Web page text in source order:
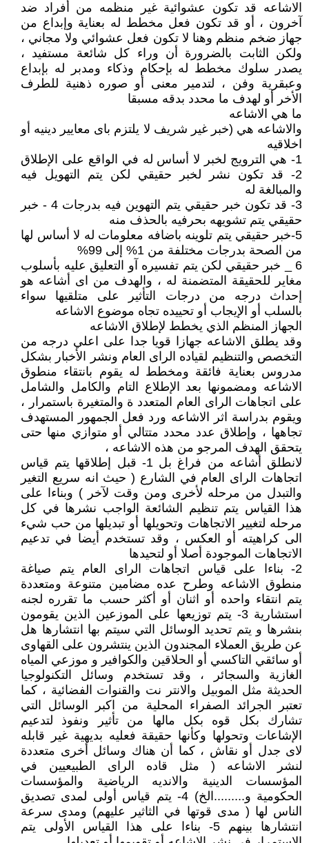
الاشاعه قد تكون عشوائية غير منظمه من أفراد ضد
آخرون ، أو قد تكون فعل مخطط له بعناية وإبداع من
جهاز ضخم منظم وهنا لا تكون فعل عشوائي ولا مجاني ،
ولكن الثابت بالضرورة أن وراء كل شائعة مستفيد ،
يصدر سلوك مخطط له بإحكام وذكاء ومدبر له بإبداع
وعبقرية وفن ، لتدمير معنى أو صوره ذهنية للطرف
الأخر أو لهدف ما محدد بدقه مسبقا
ما هي الاشاعه
والاشاعه هي (خبر غير شريف لا يلتزم باى معايير دينيه أو
اخلاقيه
1- هي الترويج لخبر لا أساس له في الواقع على الإطلاق
2- قد تكون نشر لخبر حقيقي لكن يتم التهويل فيه
والمبالغة له
3- قد تكون خبر حقيقي يتم التهوين فيه بدرجات 4 - خبر
حقيقي يتم تشويهه بحرفيه بالحذف منه
5-خبر حقيقي يتم تلوينه باضافه معلومات له لا أساس لها
من الصحة بدرجات مختلفة من 1% إلى 99%
6 _ خبر حقيقي لكن يتم تفسيره آو التعليق عليه بأسلوب
مغاير للحقيقة المتضمنة له ، والهدف من اى أشاعه هو
إحداث درجه من درجات التأثير على متلقيها سواء
بالسلب أو الإيجاب أو تحييده تجاه موضوع الاشاعه
الجهاز المنظم الذي يخطط لإطلاق الاشاعه
وقد يطلق الاشاعه جهازا قويا جدا على اعلي درجه من
التخصص والتنظيم لقياده الراى العام ونشر الأخبار بشكل
مدروس بعناية فائقة ومخطط له يقوم بانتقاء منطوق
الاشاعه ومضمونها بعد الإطلاع التام والكامل والشامل
على اتجاهات الراى العام المتعدد ة والمتغيرة باستمرار ،
ويقوم بدراسة اثر الاشاعه ورد فعل الجمهور المستهدف
تجاهها ، وإطلاق عدد محدد متتالي أو متوازي منها حتى
يتحقق الهدف المرجو من هذه الاشاعه ،
لانطلق أشاعه من فراغ بل 1- قبل إطلاقها يتم قياس
اتجاهات الراى العام في الشارع ( حيث انه سريع التغير
والتبدل من مرحله لأخرى ومن وقت لآخر ) وبناءا على
هذا القياس يتم تنظيم الشائعة الواجب نشرها في كل
مرحله لتغيير الاتجاهات وتحويلها أو تبديلها من حب شيء
الى كراهيته أو العكس ، وقد تستخدم أيضا في تدعيم
الاتجاهات الموجودة أصلا أو لتحيدها
2- بناءا على قياس اتجاهات الراى العام يتم صياغة
منطوق الاشاعه وطرح عده مضامين متنوعة ومتعددة
يتم انتقاء واحده أو اثنان أو أكثر حسب ما تقرره لجنه
استشارية 3- يتم توزيعها على الموزعين الذين يقومون
بنشرها و يتم تحديد الوسائل التي سيتم بها انتشارها هل
عن طريق العملاء المجندون الذين ينتشرون على القهاوى
أو سائقي التاكسي أو الحلاقين والكوافير و موزعي المياه
الغازية والسجائر ، وقد تستخدم وسائل التكنولوجيا
الحديثة مثل الموبيل والانتر نت والقنوات الفضائية ، كما
تعتبر الجرائد الصفراء المحلية من اكبر الوسائل التي
تشارك بكل قوه بكل مالها من تأثير ونفوذ لتدعيم
الإشاعات وتحولها وكأنها حقيقة فعليه بديهية غير قابله
لاى جدل أو نقاش ، كما أن هناك وسائل أخرى متعددة
لنشر الاشاعه ( مثل قاده الراى الطبيعيين في
المؤسسات الدينية والانديه الرياضية والمؤسسات
الحكومية و.........الخ) 4- يتم قياس أولى لمدى تصديق
الناس لها ( مدى قوتها في الثاثير عليهم) ومدى سرعة
انتشارها بينهم 5- بناءا على هذا القياس الأولى يتم